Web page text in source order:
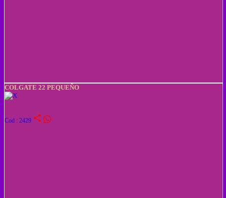
COLGATE 22 PEQUEÑO
Cod : 2429 share